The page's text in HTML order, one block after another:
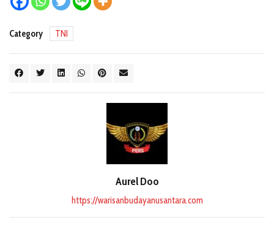
Category TNI
Aurel Doo
https://warisanbudayanusantara.com